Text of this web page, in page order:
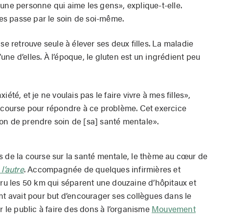
personne qui aime les gens», explique-t-elle.
passe par le soin de soi-même.
retrouve seule à élever ses deux filles. La maladie
d’elles. À l’époque, le gluten est un ingrédient peu
et je ne voulais pas le faire vivre à mes filles»,
pour répondre à ce problème. Cet exercice
de prendre soin de [sa] santé mentale».
de la course sur la santé mentale, le thème au cœur de
. Accompagnée de quelques infirmières et
les 50 km qui séparent une douzaine d’hôpitaux et
avait pour but d’encourager ses collègues dans le
le public à faire des dons à l’organisme Mouvement